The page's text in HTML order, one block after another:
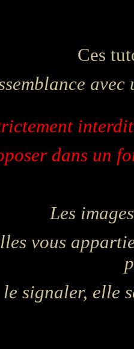
Ces
dans un
Les
vous
le signaler, elle